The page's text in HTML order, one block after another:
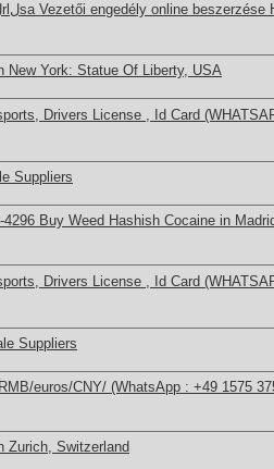
New York: Statue Of Liberty, USA
Drivers License , Id Card
Suppliers
Buy Weed Hashish Cocaine in
Drivers License , Id Card
Suppliers
euros/CNY/ (WhatsApp : +49 1575
Zurich, Switzerland